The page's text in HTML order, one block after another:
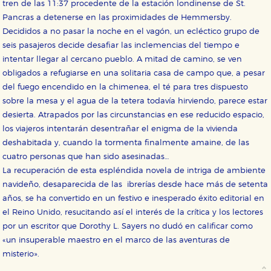
tren de las 11:37 procedente de la estación londinense de St.
Pancras a detenerse en las proximidades de Hemmersby.
Decididos a no pasar la noche en el vagón, un ecléctico grupo de
seis pasajeros decide desafiar las inclemencias del tiempo e
intentar llegar al cercano pueblo. A mitad de camino, se ven
obligados a refugiarse en una solitaria casa de campo que, a pesar
del fuego encendido en la chimenea, el té para tres dispuesto
sobre la mesa y el agua de la tetera todavía hirviendo, parece estar
desierta. Atrapados por las circunstancias en ese reducido espacio,
los viajeros intentarán desentrañar el enigma de la vivienda
deshabitada y, cuando la tormenta finalmente amaine, de las
cuatro personas que han sido asesinadas…
La recuperación de esta espléndida novela de intriga de ambiente
navideño, desaparecida de las ibrerías desde hace más de setenta
años, se ha convertido en un festivo e inesperado éxito editorial en
el Reino Unido, resucitando así el interés de la crítica y los lectores
por un escritor que Dorothy L. Sayers no dudó en calificar como
«un insuperable maestro en el marco de las aventuras de
misterio».
CONFIGURACIÓN DE COOKIES
Cookies necesarias
Estas cookies son necesarias para que nuestro sitio
nuestro sistema. Es posible hacerlo desde el
navegador, pero en ese caso es posible que algunas
áreas de nuestra web dejen de funcionar
correctamente.
Cookies de rendimiento y analíticas
Estas cookies se utilizan para mejorar su experiencia
de navegación y optimizar el funcionamiento de
servicios para que no tenga que reconfigurarlos cada